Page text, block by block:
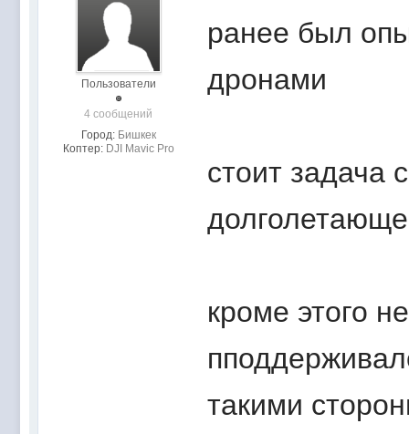
Пользователи
4 сообщений
Город: Бишкек
Коптер: DJI Mavic Pro
ранее был
дронами
стоит задача
кроме этого
такими